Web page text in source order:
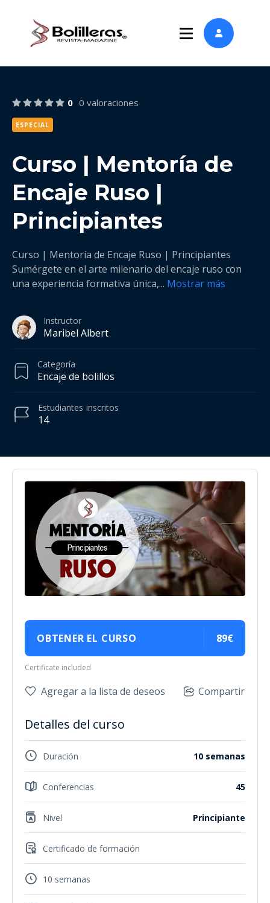
0 0 valoraciones
ESPECIAL
Curso | Mentoría de
Encaje Ruso |
Principiantes
Curso | Mentoría de Encaje Ruso | Principiantes
Sumérgete en el arte milenario del encaje ruso con
una experiencia formativa única,... Mostrar más
Instructor
Maribel Albert
Categoría
Encaje de bolillos
14
Estudiantes inscritos
OBTENER EL CURSO 89€
Certificate included
Agregar a la lista de deseos Compartir
Detalles del curso
Duración 10 semanas
Conferencias 45
Nivel Principiante
Certificado de formación
10 semanas